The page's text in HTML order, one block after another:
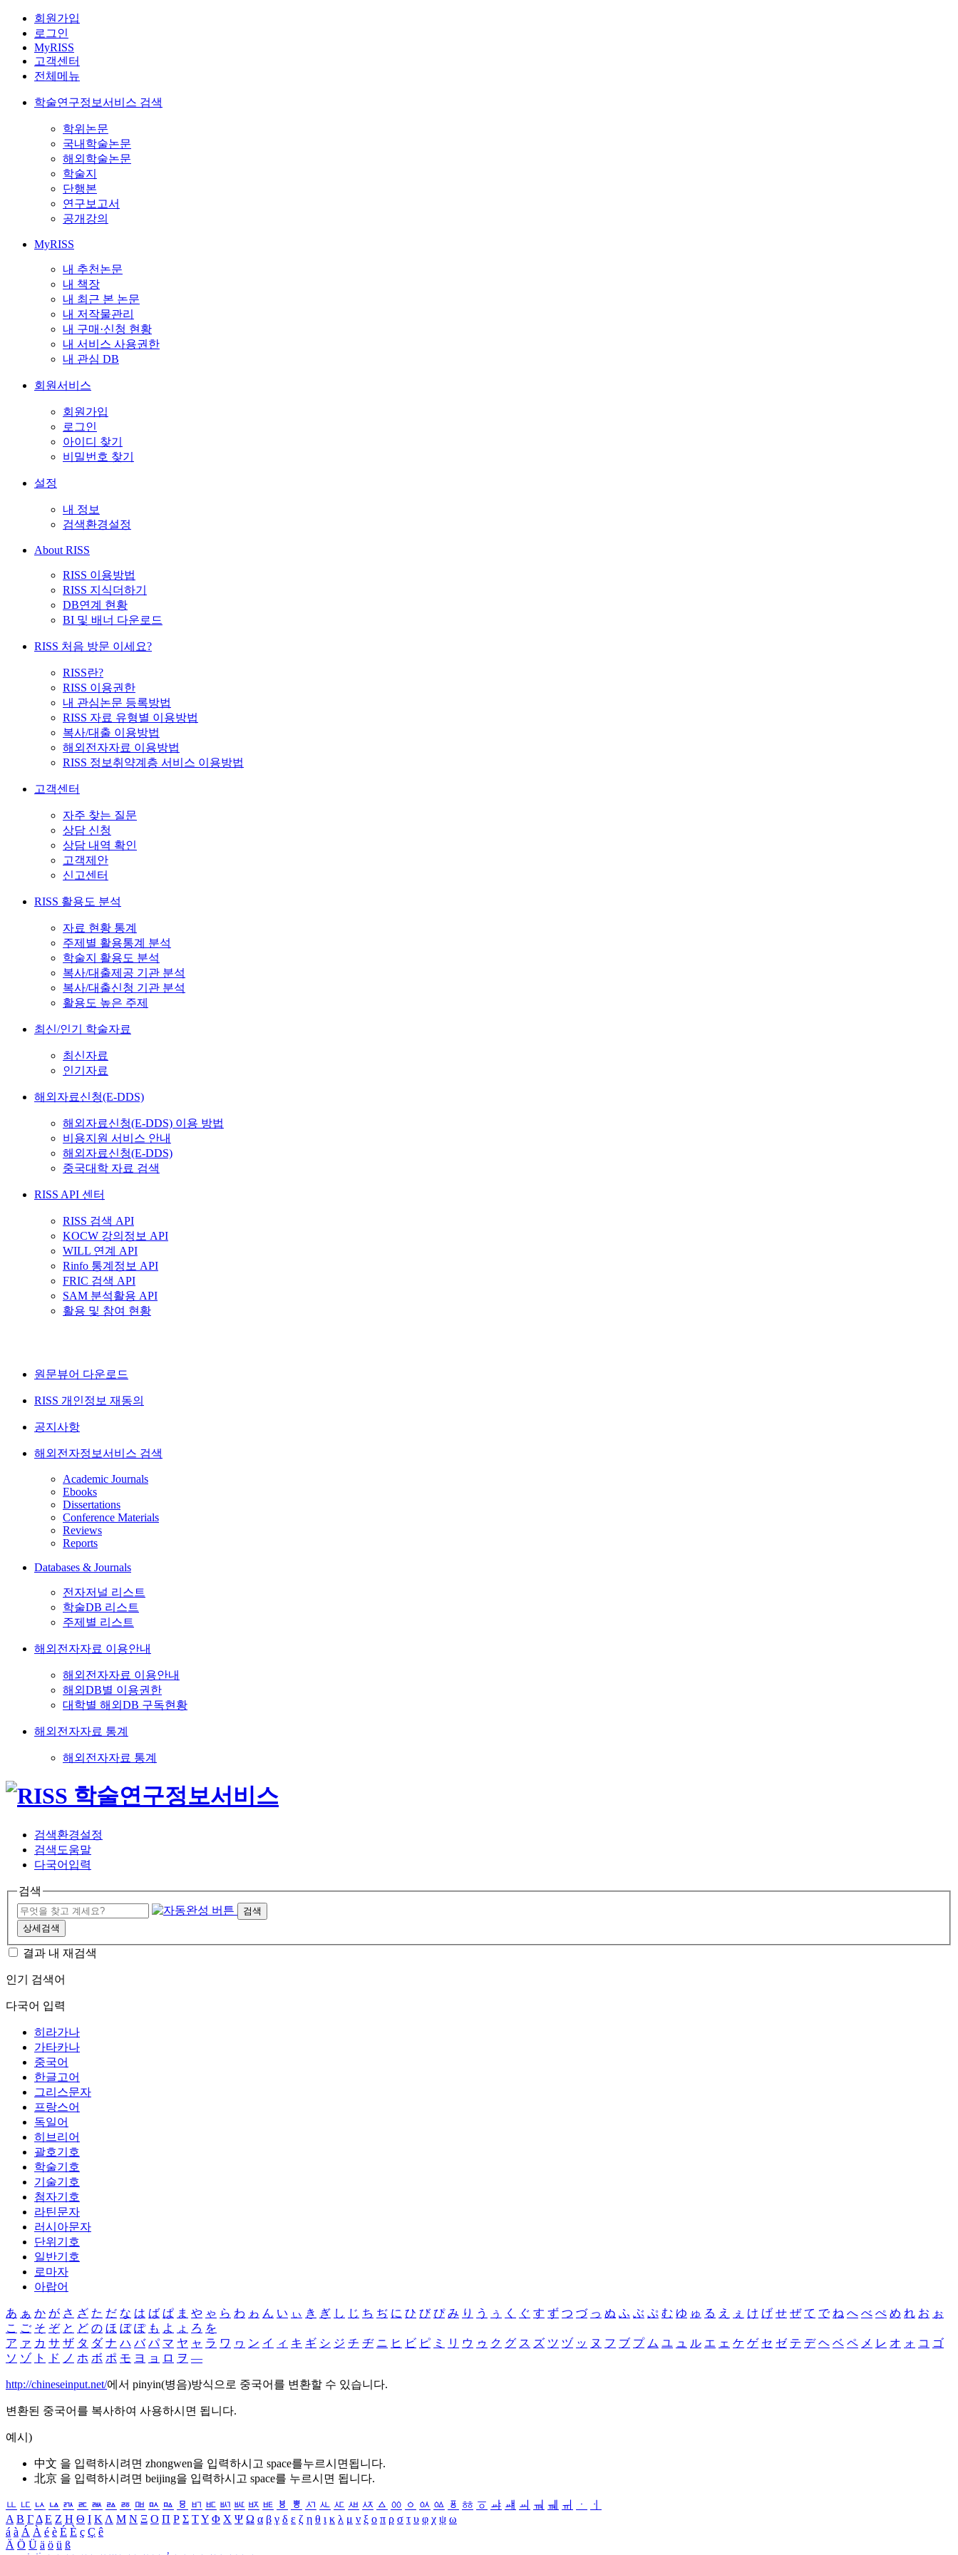
회원가입
로그인
MyRISS
고객센터
전체메뉴
학술연구정보서비스 검색
학위논문
국내학술논문
해외학술논문
학술지
단행본
연구보고서
공개강의
MyRISS
내 추천논문
내 책장
내 최근 본 논문
내 저작물관리
내 구매·신청 현황
내 서비스 사용권한
내 관심 DB
회원서비스
회원가입
로그인
아이디 찾기
비밀번호 찾기
설정
내 정보
검색환경설정
About RISS
RISS 이용방법
RISS 지식더하기
DB연계 현황
BI 및 배너 다운로드
RISS 처음 방문 이세요?
RISS란?
RISS 이용권한
내 관심논문 등록방법
RISS 자료 유형별 이용방법
복사/대출 이용방법
해외전자자료 이용방법
RISS 정보취약계층 서비스 이용방법
고객센터
자주 찾는 질문
상담 신청
상담 내역 확인
고객제안
신고센터
RISS 활용도 분석
자료 현황 통계
주제별 활용통계 분석
학술지 활용도 분석
복사/대출제공 기관 분석
복사/대출신청 기관 분석
활용도 높은 주제
최신/인기 학술자료
최신자료
인기자료
해외자료신청(E-DDS)
해외자료신청(E-DDS) 이용 방법
비용지원 서비스 안내
해외자료신청(E-DDS)
중국대학 자료 검색
RISS API 센터
RISS 검색 API
KOCW 강의정보 API
WILL 연계 API
Rinfo 통계정보 API
FRIC 검색 API
SAM 분석활용 API
활용 및 참여 현황
원문뷰어 다운로드
RISS 개인정보 재동의
공지사항
해외전자정보서비스 검색
Academic Journals
Ebooks
Dissertations
Conference Materials
Reviews
Reports
Databases & Journals
전자저널 리스트
학술DB 리스트
주제별 리스트
해외전자자료 이용안내
해외전자자료 이용안내
해외DB별 이용권한
대학별 해외DB 구독현황
해외전자자료 통계
해외전자자료 통계
검색환경설정
검색도움말
다국어입력
검색
검색
상세검색
결과 내 재검색
인기 검색어
다국어 입력
히라가나
가타카나
중국어
한글고어
그리스문자
프랑스어
독일어
히브리어
괄호기호
학술기호
기술기호
첨자기호
라틴문자
러시아문자
단위기호
일반기호
로마자
아랍어
あ ぁ か が さ ざ た だ な は ば ぱ ま や ゃ ら わ ゎ ん い ぃ き ぎ し じ ち ぢ に ひ び ぴ み り う ぅ く ぐ す ず つ づ っ ぬ ふ ぶ ぷ む ゆ ゅ る え ぇ け げ せ ぜ て で ね へ べ ぺ め れ お ぉ
こ ご そ ぞ と ど の ほ ぼ ぽ も よ ょ ろ を
ア ァ カ サ ザ タ ダ ナ ハ バ パ マ ヤ ャ ラ ワ ヮ ン イ ィ キ ギ シ ジ チ ヂ ニ ヒ ビ ピ ミ リ ウ ゥ ク グ ス ズ ツ ヅ ッ ヌ フ ブ プ ム ユ ュ ル エ ェ ケ ゲ セ ゼ テ デ ヘ ベ ペ メ レ オ ォ コ ゴ
ソ ゾ ト ド ノ ホ ボ ポ モ ヨ ョ ロ ヲ ―
http://chineseinput.net/에서 pinyin(병음)방식으로 중국어를 변환할 수 있습니다.
변환된 중국어를 복사하여 사용하시면 됩니다.
예시)
中文 을 입력하시려면 zhongwen을 입력하시고 space를누르시면됩니다.
北京 을 입력하시려면 beijing을 입력하시고 space를 누르시면 됩니다.
ㅥ ㅦ ㅧ ㅨ ㅩ ㅪ ㅫ ㅬ ㅭ ㅮ ㅯ ㅰ ㅱ ㅲ ㅳ ㅴ ㅵ ㅶ ㅷ ㅸ ㅹ ㅺ ㅻ ㅼ ㅽ ㅾ ㅿ ㆀ ㆁ ㆂ ㆃ ㆄ ㆅ ㆆ ㆇ ㆈ ㆉ ㆊ ㆋ ㆌ ㆍ
ㆎ
Α Β ΓΔ Ε Ζ Η Θ Ι ΚΛ Μ Ν Ξ Ο Π Ρ Σ ΤΥ Φ Χ Ψ Ω α β γ δ ε ζ η θ ι κ λ μ ν ξ ο π ρ σ τ υ φ χ ψ ω
á à Á À é è É È ç Ç ê
Ä Ö Ü ä ö ü ß